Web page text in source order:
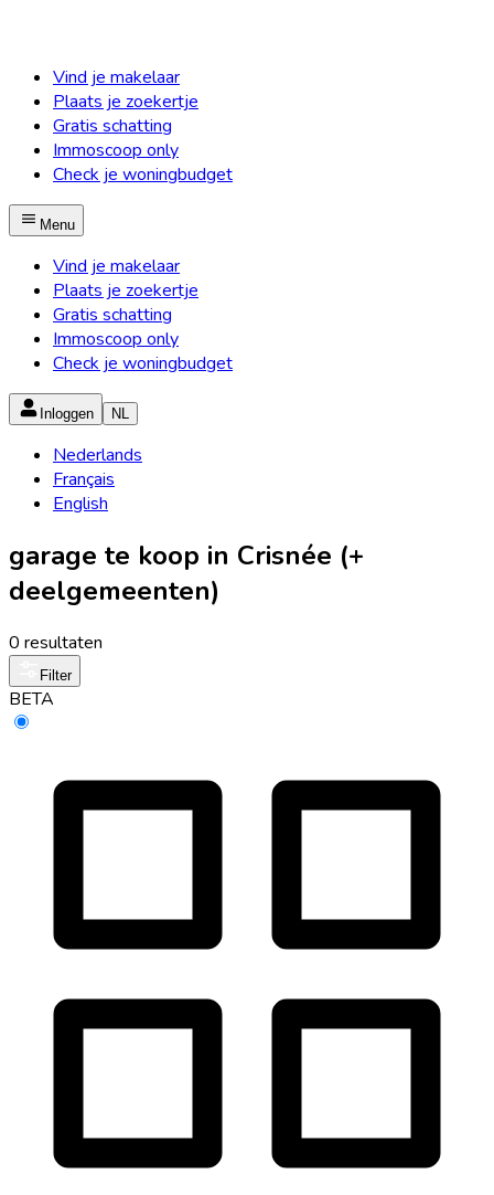
Vind je makelaar
Plaats je zoekertje
Gratis schatting
Immoscoop only
Check je woningbudget
Menu
Vind je makelaar
Plaats je zoekertje
Gratis schatting
Immoscoop only
Check je woningbudget
Inloggen NL
Nederlands
Français
English
garage te koop in Crisnée (+
deelgemeenten)
0 resultaten
Filter
BETA